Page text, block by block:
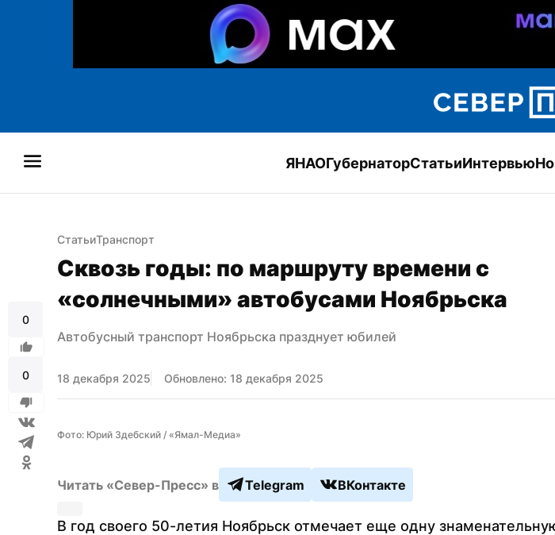
ЯНАОГубернаторСтатьиИнтервью
0
0
СтатьиТранспорт
Сквозь годы: по маршруту времени с
«солнечными» автобусами Ноябрьска
Автобусный транспорт Ноябрьска празднует юбилей
18 декабря 2025 Обновлено: 18 декабря 2025
Фото: Юрий Здебский / «Ямал-Медиа»
Читать «Север-Пресс» в Telegram ВКонтакте
В год своего 50-летия Ноябрьск отмечает еще одну